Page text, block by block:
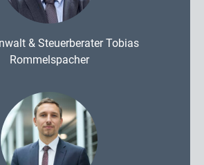
& Steuerberater Tobias
Rommelspacher